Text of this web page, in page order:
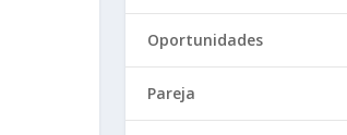
Oportunidades
Pareja